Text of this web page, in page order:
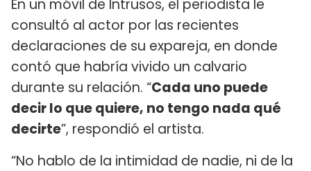
En un móvil de Intrusos, el periodista le
consultó al actor por las recientes
declaraciones de su expareja, en donde
contó que habría vivido un calvario
durante su relación. “Cada uno puede
decir lo que quiere, no tengo nada qué
decirte”, respondió el artista.
“No hablo de la intimidad de nadie, ni de la